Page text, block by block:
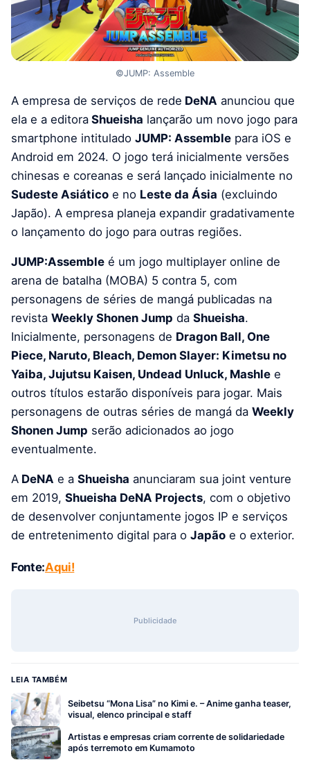
©JUMP: Assemble
A empresa de serviços de rede DeNA anunciou que
ela e a editora Shueisha lançarão um novo jogo para
smartphone intitulado JUMP: Assemble para iOS e
Android em 2024. O jogo terá inicialmente versões
chinesas e coreanas e será lançado inicialmente no
Sudeste Asiático e no Leste da Ásia (excluindo
Japão). A empresa planeja expandir gradativamente
o lançamento do jogo para outras regiões.
JUMP:Assemble é um jogo multiplayer online de
arena de batalha (MOBA) 5 contra 5, com
personagens de séries de mangá publicadas na
revista Weekly Shonen Jump da Shueisha.
Inicialmente, personagens de Dragon Ball, One
Piece, Naruto, Bleach, Demon Slayer: Kimetsu no
Yaiba, Jujutsu Kaisen, Undead Unluck, Mashle e
outros títulos estarão disponíveis para jogar. Mais
personagens de outras séries de mangá da Weekly
Shonen Jump serão adicionados ao jogo
eventualmente.
A DeNA e a Shueisha anunciaram sua joint venture
em 2019, Shueisha DeNA Projects, com o objetivo
de desenvolver conjuntamente jogos IP e serviços
de entretenimento digital para o Japão e o exterior.
Fonte:Aqui!
Publicidade
LEIA TAMBÉM
Seibetsu “Mona Lisa” no Kimi e. – Anime ganha teaser,
visual, elenco principal e staff
Artistas e empresas criam corrente de solidariedade
após terremoto em Kumamoto